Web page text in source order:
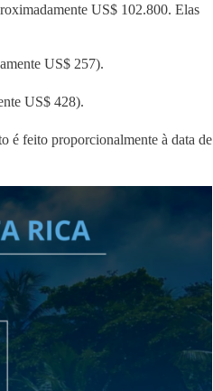
US$ 102.800. Elas
US$ 257).
US$ 428).
é feito proporcionalmente à data de